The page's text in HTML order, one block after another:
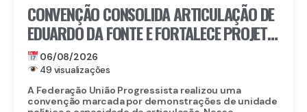
CONVENÇÃO CONSOLIDA ARTICULAÇÃO DE
EDUARDO DA FONTE E FORTALECE PROJETO
PARA O SENADO
06/08/2026
49 visualizações
A Federação União Progressista realizou uma
convenção marcada por demonstrações de unidade